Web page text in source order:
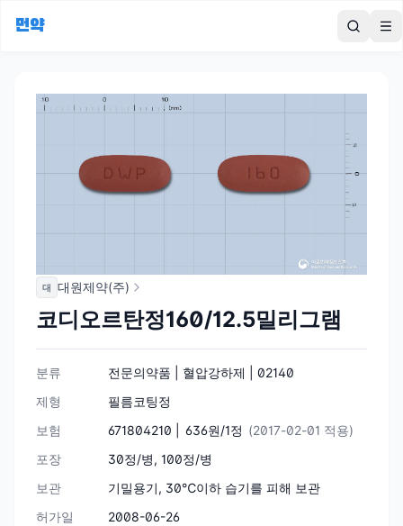
먼약
대 대원제약(주)
코디오르탄정160/12.5밀리그램
분류
전문의약품 | 혈압강하제 | 02140
제형
필름코팅정
보험
671804210 | 636원/1정 (2017-02-01 적용)
포장
30정/병, 100정/병
보관
기밀용기, 30℃이하 습기를 피해 보관
허가일
2008-06-26